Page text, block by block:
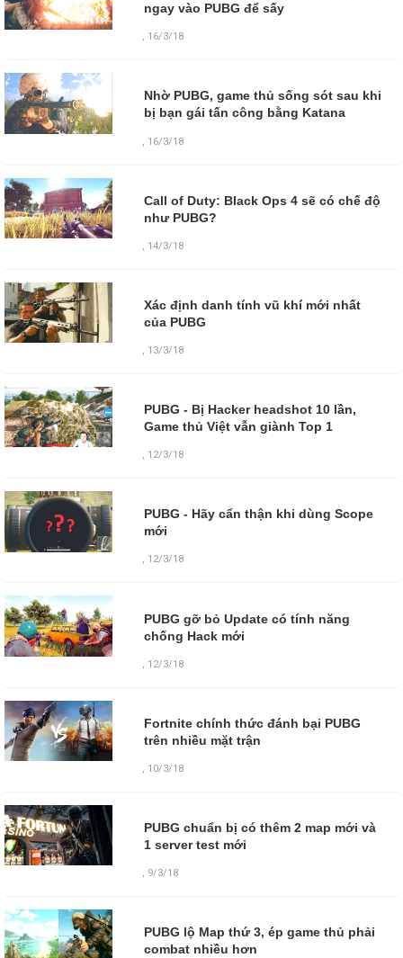
ngay vào PUBG để sấy
, 16/3/18
Nhờ PUBG, game thủ sống sót sau khi
bị bạn gái tấn công bằng Katana
16/3/18
Call of Duty: Black Ops 4 sẽ có chế độ
như PUBG?
, 14/3/18
Xác định danh tính vũ khí mới nhất
của PUBG
, 13/3/18
PUBG - Bị Hacker headshot 10 lần,
Game thủ Việt vẫn giành Top 1
, 12/3/18
PUBG - Hãy cẩn thận khi dùng Scope
mới
, 12/3/18
PUBG gỡ bỏ Update có tính năng
chống Hack mới
, 12/3/18
Fortnite chính thức đánh bại PUBG
trên nhiều mặt trận
, 10/3/18
PUBG chuẩn bị có thêm 2 map mới và
1 server test mới
, 9/3/18
PUBG lộ Map thứ 3, ép game thủ phải
combat nhiều hơn